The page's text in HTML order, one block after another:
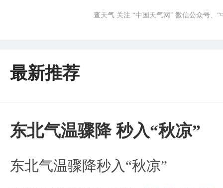
查天气 关注 “中国天气网” 微信公众号、
最新推荐
东北气温骤降 秒入“秋凉”
东北气温骤降秒入“秋凉”